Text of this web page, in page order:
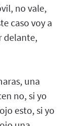
no vale,
caso voy a
delante,
una
no, si yo
esto, si yo